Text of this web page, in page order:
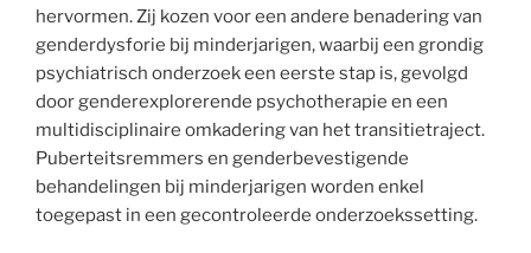
hervormen. Zij kozen voor een andere benadering van
genderdysforie bij minderjarigen, waarbij een grondig
psychiatrisch onderzoek een eerste stap is, gevolgd
door genderexplorerende psychotherapie en een
multidisciplinaire omkadering van het transitietraject.
Puberteitsremmers en genderbevestigende
behandelingen bij minderjarigen worden enkel
toegepast in een gecontroleerde onderzoekssetting.